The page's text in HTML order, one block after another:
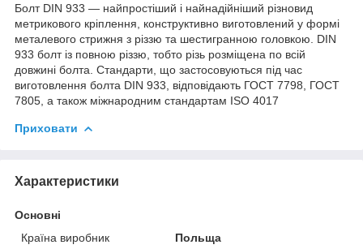
Болт DIN 933 — найпростіший і найнадійніший різновид
метрикового кріплення, конструктивно виготовлений у формі
металевого стрижня з різзю та шестигранною головкою. DIN
933 болт із повною різзю, тобто різь розміщена по всій
довжині болта. Стандарти, що застосовуються під час
виготовлення болта DIN 933, відповідають ГОСТ 7798, ГОСТ
7805, а також міжнародним стандартам ISO 4017
Приховати
Характеристики
Основні
Країна виробник
Польща